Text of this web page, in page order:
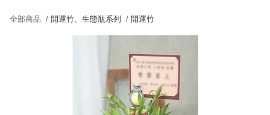
全部商品 /開運竹、生態瓶系列 /開運竹